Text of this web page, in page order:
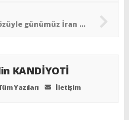
Foto muhabirinin gözüyle günümüz İran Yahudileri
KANDİYOTİ
Yazıları İletişim